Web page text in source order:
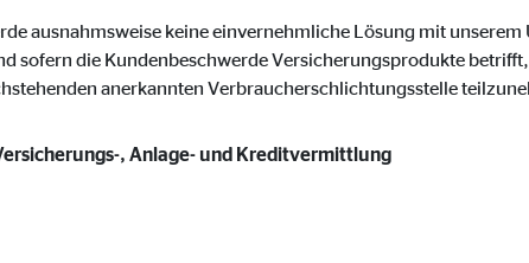
ausnahmsweise keine einvernehmliche Lösung mit
sofern die Kundenbeschwerde Versicherungsprodukte
anerkannten Verbraucherschlichtungsstelle
, Anlage- und Kreditvermittlung
Ltd.
von interaktiven Google Karten